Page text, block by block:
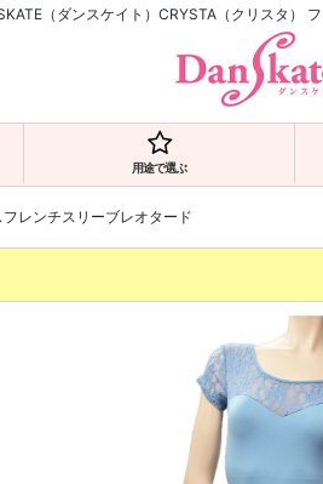
（ダンスケイト）CRYSTA（クリスタ）
用途で選ぶ
フレンチスリーブレオタード